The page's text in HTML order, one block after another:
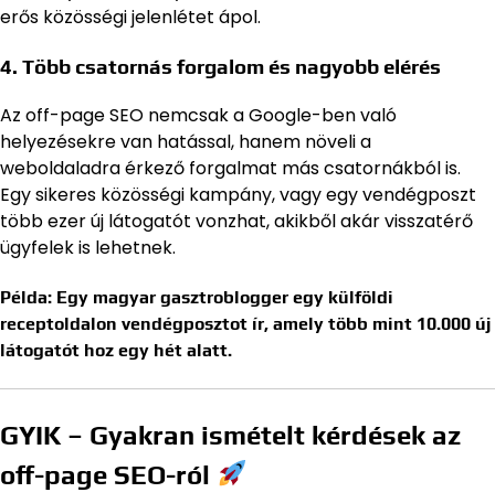
erős közösségi jelenlétet ápol.
4. Több csatornás forgalom és nagyobb elérés
Az off-page SEO nemcsak a Google-ben való
helyezésekre van hatással, hanem növeli a
weboldaladra érkező forgalmat más csatornákból is.
Egy sikeres közösségi kampány, vagy egy vendégposzt
több ezer új látogatót vonzhat, akikből akár visszatérő
ügyfelek is lehetnek.
Példa: Egy magyar gasztroblogger egy külföldi
receptoldalon vendégposztot ír, amely több mint 10.000 új
látogatót hoz egy hét alatt.
GYIK – Gyakran ismételt kérdések az
off-page SEO-ról